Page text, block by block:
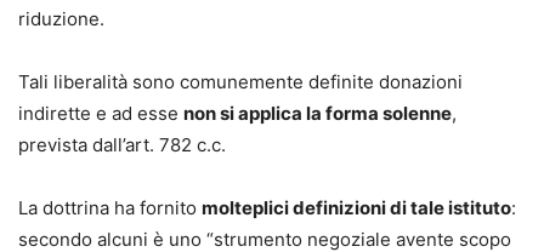
riduzione.
Tali liberalità sono comunemente definite donazioni
indirette e ad esse non si applica la forma solenne,
prevista dall’art. 782 c.c.
La dottrina ha fornito molteplici definizioni di tale istituto:
secondo alcuni è uno “strumento negoziale avente scopo